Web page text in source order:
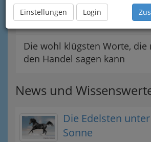
Einstellungen Login
Der Lehrberuf Einzelhandel
Die wohl klügsten Worte, die
den Handel sagen kann
News und
Die Edelsten
Sonne